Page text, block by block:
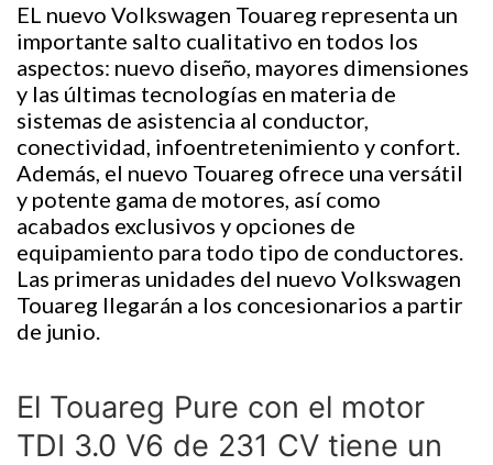
EL nuevo Volkswagen Touareg representa un
importante salto cualitativo en todos los
aspectos: nuevo diseño, mayores dimensiones
y las últimas tecnologías en materia de
sistemas de asistencia al conductor,
conectividad, infoentretenimiento y confort.
Además, el nuevo Touareg ofrece una versátil
y potente gama de motores, así como
acabados exclusivos y opciones de
equipamiento para todo tipo de conductores.
Las primeras unidades del nuevo Volkswagen
Touareg llegarán a los concesionarios a partir
de junio.
El Touareg Pure con el motor
TDI 3.0 V6 de 231 CV tiene un